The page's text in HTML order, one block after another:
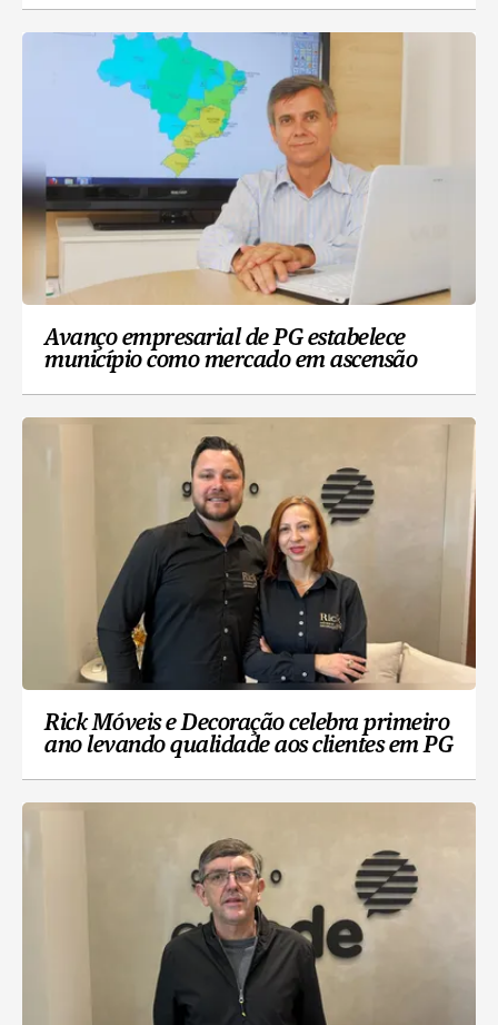
Avanço empresarial de PG estabelece
município como mercado em ascensão
Rick Móveis e Decoração celebra primeiro
ano levando qualidade aos clientes em PG